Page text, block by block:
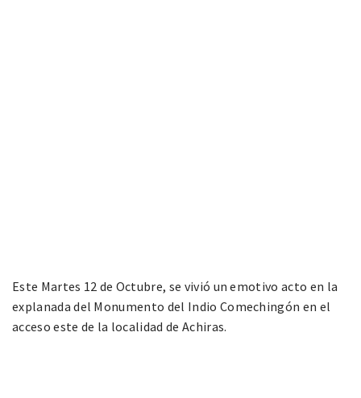
Este Martes 12 de Octubre, se vivió un emotivo acto en la
explanada del Monumento del Indio Comechingón en el
acceso este de la localidad de Achiras.